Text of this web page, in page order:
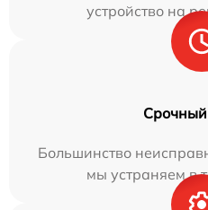
устройство на
Большинство
мы устраняем в